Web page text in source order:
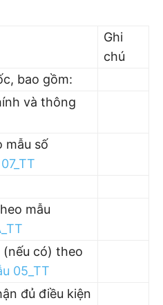
Ghi
chú
bao gồm:
và thông
mẫu số
mẫu
(nếu có) theo
05_TT
đủ điều kiện